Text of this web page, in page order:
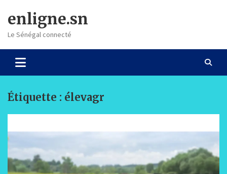
content
enligne.sn
Le Sénégal connecté
Étiquette : élevagr